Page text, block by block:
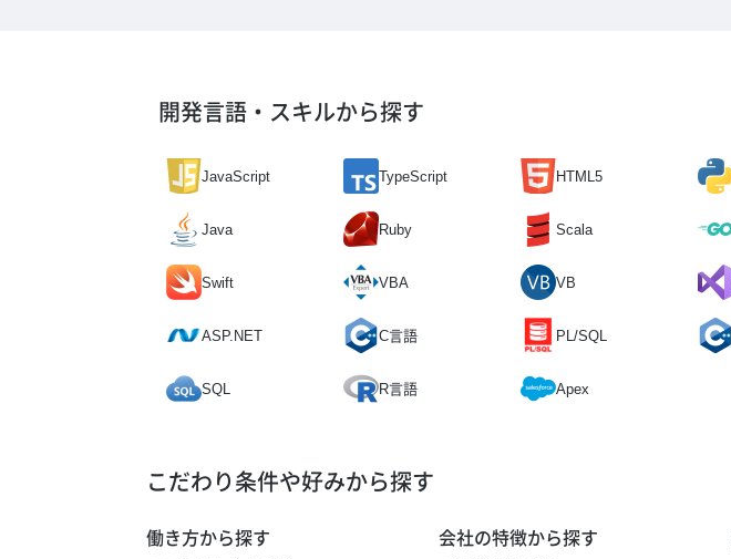
開発言語・スキルから探す
JavaScript TypeScript HTML5
Java Ruby Scala
Swift VBA VB
ASP.NET C言語 PL/SQL
SQL R言語 Apex
こだわり条件や好みから探す
働き方から探す 会社の特徴から探す